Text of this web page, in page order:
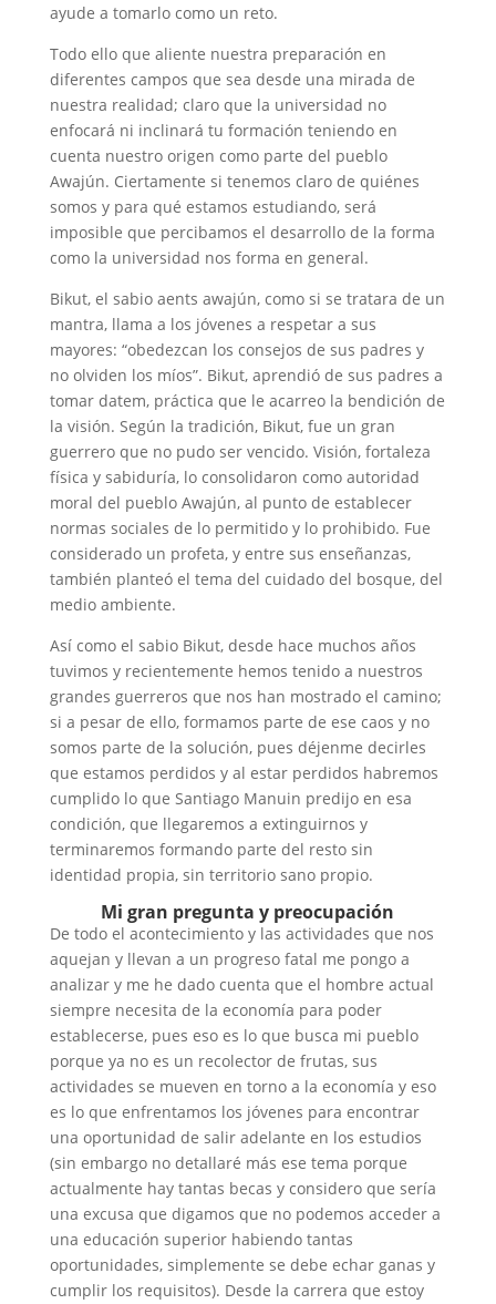
ayude a tomarlo como un reto.
Todo ello que aliente nuestra preparación en
diferentes campos que sea desde una mirada de
nuestra realidad; claro que la universidad no
enfocará ni inclinará tu formación teniendo en
cuenta nuestro origen como parte del pueblo
Awajún. Ciertamente si tenemos claro de quiénes
somos y para qué estamos estudiando, será
imposible que percibamos el desarrollo de la forma
como la universidad nos forma en general.
Bikut, el sabio aents awajún, como si se tratara de un
mantra, llama a los jóvenes a respetar a sus
mayores: “obedezcan los consejos de sus padres y
no olviden los míos”. Bikut, aprendió de sus padres a
tomar datem, práctica que le acarreo la bendición de
la visión. Según la tradición, Bikut, fue un gran
guerrero que no pudo ser vencido. Visión, fortaleza
física y sabiduría, lo consolidaron como autoridad
moral del pueblo Awajún, al punto de establecer
normas sociales de lo permitido y lo prohibido. Fue
considerado un profeta, y entre sus enseñanzas,
también planteó el tema del cuidado del bosque, del
medio ambiente.
Así como el sabio Bikut, desde hace muchos años
tuvimos y recientemente hemos tenido a nuestros
grandes guerreros que nos han mostrado el camino;
si a pesar de ello, formamos parte de ese caos y no
somos parte de la solución, pues déjenme decirles
que estamos perdidos y al estar perdidos habremos
cumplido lo que Santiago Manuin predijo en esa
condición, que llegaremos a extinguirnos y
terminaremos formando parte del resto sin
identidad propia, sin territorio sano propio.
Mi gran pregunta y preocupación
De todo el acontecimiento y las actividades que nos
aquejan y llevan a un progreso fatal me pongo a
analizar y me he dado cuenta que el hombre actual
siempre necesita de la economía para poder
establecerse, pues eso es lo que busca mi pueblo
porque ya no es un recolector de frutas, sus
actividades se mueven en torno a la economía y eso
es lo que enfrentamos los jóvenes para encontrar
una oportunidad de salir adelante en los estudios
(sin embargo no detallaré más ese tema porque
actualmente hay tantas becas y considero que sería
una excusa que digamos que no podemos acceder a
una educación superior habiendo tantas
oportunidades, simplemente se debe echar ganas y
cumplir los requisitos). Desde la carrera que estoy